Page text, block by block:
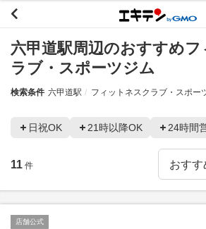
六甲道駅周辺のおすすめ
ラブ・スポーツジム
検索条件 六甲道駅 フィットネスクラブ・スポー
日祝OK 21時以降OK 24時間
11 件
店舗公式